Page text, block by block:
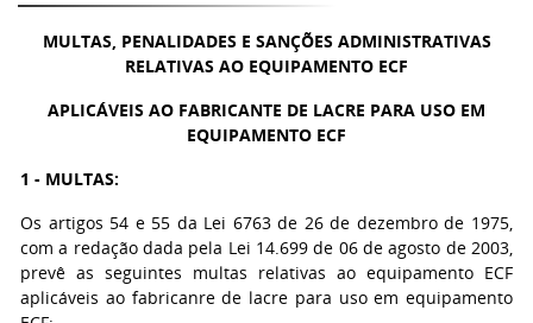
MULTAS, PENALIDADES E SANÇÕES ADMINISTRATIVAS
RELATIVAS AO EQUIPAMENTO ECF
APLICÁVEIS AO FABRICANTE DE LACRE PARA USO EM
EQUIPAMENTO ECF
1 - MULTAS:
Os artigos 54 e 55 da Lei 6763 de 26 de dezembro de 1975,
com a redação dada pela Lei 14.699 de 06 de agosto de 2003,
prevê as seguintes multas relativas ao equipamento ECF
aplicáveis ao fabricanre de lacre para uso em equipamento